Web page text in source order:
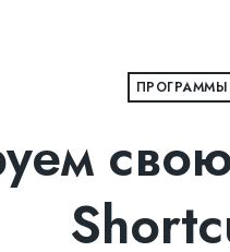
ПРОГРАММЫ